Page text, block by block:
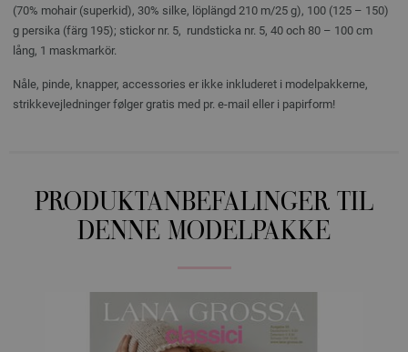
(70% mohair (superkid), 30% silke, löplängd 210 m/25 g), 100 (125 – 150)
g persika (färg 195); stickor nr. 5, rundsticka nr. 5, 40 och 80 – 100 cm
lång, 1 maskmarkör.
Nåle, pinde, knapper, accessories er ikke inkluderet i modelpakkerne,
strikkevejledninger følger gratis med pr. e-mail eller i papirform!
PRODUKTANBEFALINGER TIL
DENNE MODELPAKKE